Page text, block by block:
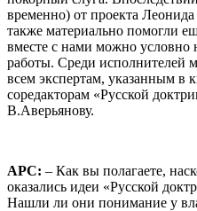
временно) от проекта
также материально помогли
вместе с нами можно условно
работы. Среди исполнителей
всем экспертам, указанным в
соредакторам «Русской
В.Аверьянову.
АРС: – Как вы полагаете,
оказались идеи «Русской
Нашли ли они понимание у